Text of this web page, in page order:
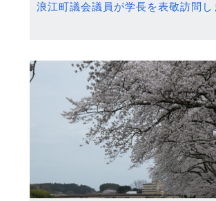
浪江町議会議員が学長を表敬訪問し